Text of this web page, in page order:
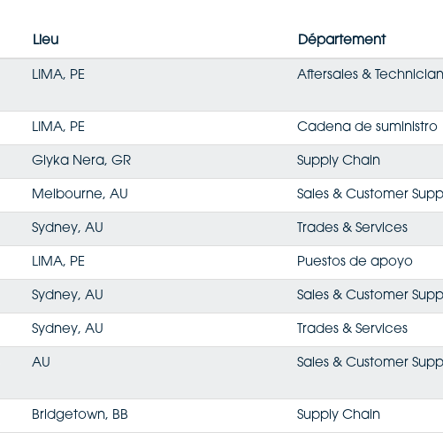
Lieu Département
LIMA, PE Aftersales &
LIMA, PE Cadena de suministro
Glyka Nera, GR Supply Chain
Melbourne, AU Sales & Customer
Sydney, AU Trades & Services
LIMA, PE Puestos de apoyo
Sydney, AU Sales & Customer
Sydney, AU Trades & Services
AU Sales & Customer
Bridgetown, BB Supply Chain